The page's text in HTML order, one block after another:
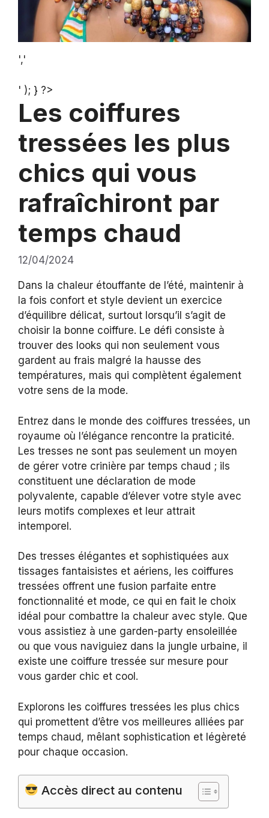
','
' ); } ?>
Les coiffures
tressées les plus
chics qui vous
rafraîchiront par
temps chaud
12/04/2024
Dans la chaleur étouffante de l’été, maintenir à
la fois confort et style devient un exercice
d’équilibre délicat, surtout lorsqu’il s’agit de
choisir la bonne coiffure. Le défi consiste à
trouver des looks qui non seulement vous
gardent au frais malgré la hausse des
températures, mais qui complètent également
votre sens de la mode.
Entrez dans le monde des coiffures tressées, un
royaume où l’élégance rencontre la praticité.
Les tresses ne sont pas seulement un moyen
de gérer votre crinière par temps chaud ; ils
constituent une déclaration de mode
polyvalente, capable d’élever votre style avec
leurs motifs complexes et leur attrait
intemporel.
Des tresses élégantes et sophistiquées aux
tissages fantaisistes et aériens, les coiffures
tressées offrent une fusion parfaite entre
fonctionnalité et mode, ce qui en fait le choix
idéal pour combattre la chaleur avec style. Que
vous assistiez à une garden-party ensoleillée
ou que vous naviguiez dans la jungle urbaine, il
existe une coiffure tressée sur mesure pour
vous garder chic et cool.
Explorons les coiffures tressées les plus chics
qui promettent d’être vos meilleures alliées par
temps chaud, mêlant sophistication et légèreté
pour chaque occasion.
Accès direct au contenu